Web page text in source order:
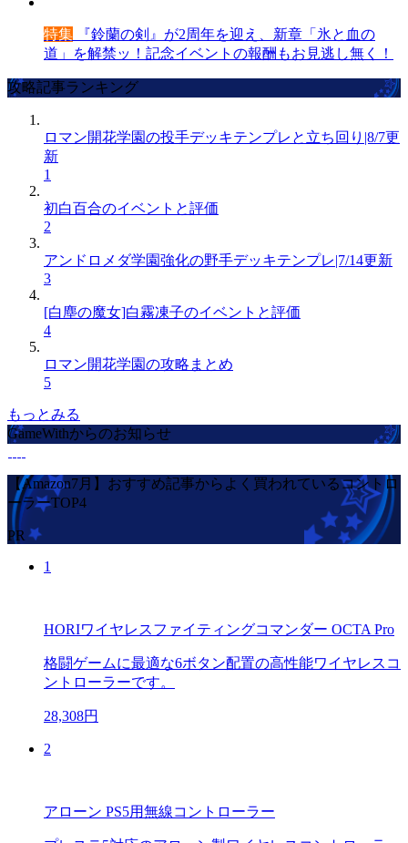
特集 『鈴蘭の剣』が2周年を迎え、新章「氷と血の
道」を解禁ッ！記念イベントの報酬もお見逃し無く！
攻略記事ランキング
ロマン開花学園の投手デッキテンプレと立ち回り|8/7更
新
1
初白百合のイベントと評価
2
アンドロメダ学園強化の野手デッキテンプレ|7/14更新
3
[白塵の魔女]白霧凍子のイベントと評価
4
ロマン開花学園の攻略まとめ
5
もっとみる
GameWithからのお知らせ
【Amazon7月】おすすめ記事からよく買われているコントロ
ーラーTOP4
PR
1
HORIワイヤレスファイティングコマンダー OCTA Pro
格闘ゲームに最適な6ボタン配置の高性能ワイヤレスコ
ントローラーです。
28,308円
2
アローン PS5用無線コントローラー